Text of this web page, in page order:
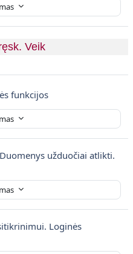
Veik
funkcijosPuslapis
užduočiai atlikti.
Loginės